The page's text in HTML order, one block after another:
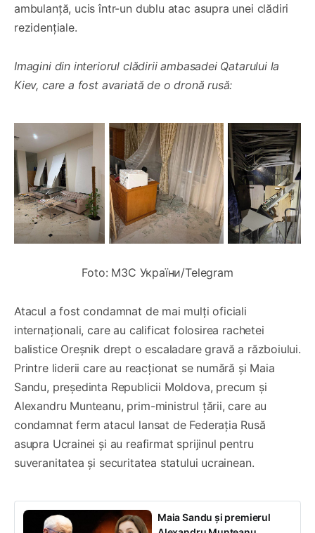
ambulanță, ucis într-un dublu atac asupra unei clădiri
rezidențiale.
Imagini din interiorul clădirii ambasadei Qatarului la
Kiev, care a fost avariată de o dronă rusă:
Foto: МЗС України/Telegram
Atacul a fost condamnat de mai mulți oficiali
internaționali, care au calificat folosirea rachetei
balistice Oreșnik drept o escaladare gravă a războiului.
Printre liderii care au reacționat se numără și Maia
Sandu, președinta Republicii Moldova, precum și
Alexandru Munteanu, prim-ministrul țării, care au
condamnat ferm atacul lansat de Federația Rusă
asupra Ucrainei și au reafirmat sprijinul pentru
suveranitatea și securitatea statului ucrainean.
Maia Sandu și premierul